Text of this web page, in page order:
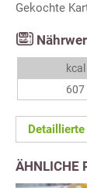
Gekochte
kcal
607
ÄHNLICHE